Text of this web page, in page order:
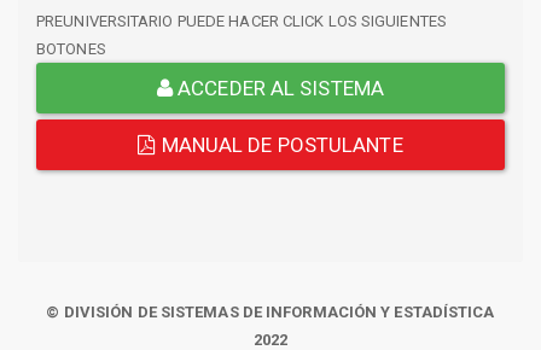
PREUNIVERSITARIO PUEDE HACER CLICK LOS SIGUIENTES
BOTONES
ACCEDER AL SISTEMA
MANUAL DE POSTULANTE
© DIVISIÓN DE SISTEMAS DE INFORMACIÓN Y ESTADÍSTICA
2022